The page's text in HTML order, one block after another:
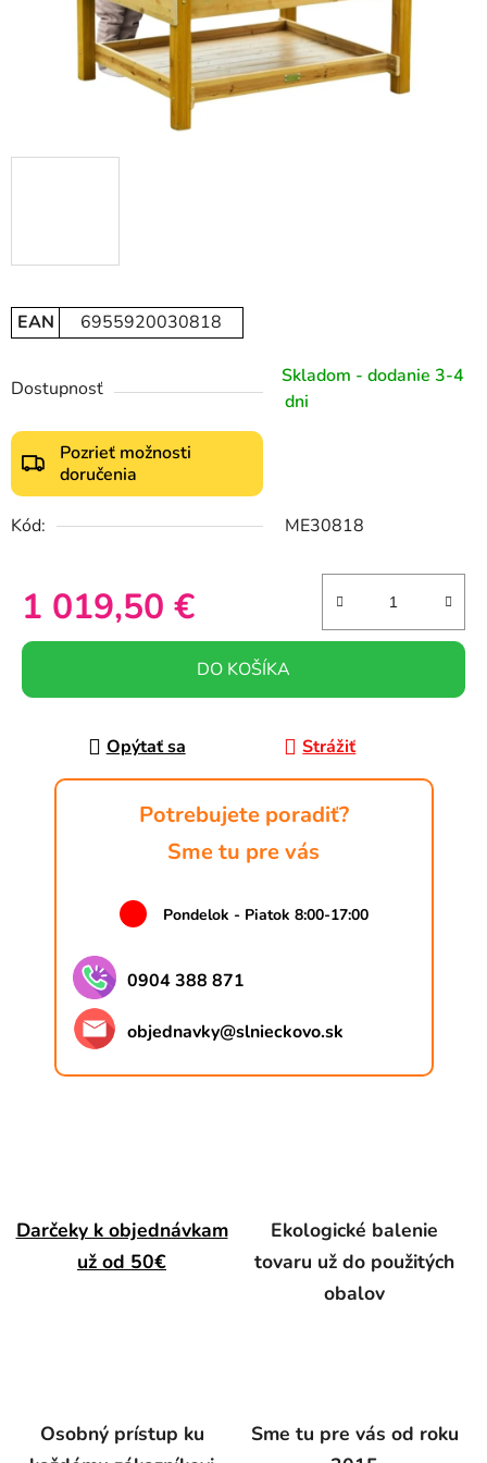
EAN 6955920030818
Dostupnosť
Skladom - dodanie 3-4
dni
Pozrieť možnosti
doručenia
Kód: ME30818
1 019,50 €
Jednotková cena:
DO KOŠÍKA
Opýtať sa Strážiť
Potrebujete poradiť?
Sme tu pre vás
Pondelok - Piatok 8:00-17:00
0904 388 871
objednavky@slnieckovo.sk
Darčeky k objednávkam
už od 50€
Ekologické balenie
tovaru už do použitých
obalov
Osobný prístup ku
Sme tu pre vás od roku